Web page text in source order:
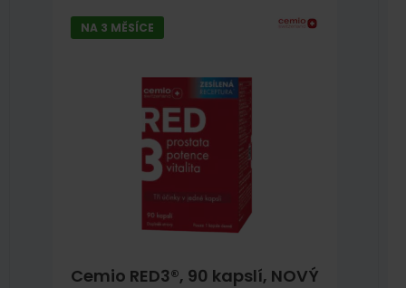
Cemio RED3®, 90 kapslí, NOVÝ
NA 3 MĚSÍCE